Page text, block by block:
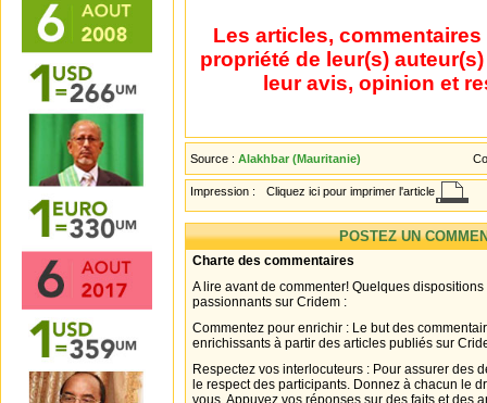
Les articles,
propriété de leur(s)
leur avis, opinion et
Source : Alakhbar (Mauritanie)
Impression : Cliquez ici pour imprimer l'article
POSTEZ UN
Charte des commentaires
A lire avant de commenter! Quelques
passionnants sur Cridem :
Commentez pour enrichir : Le but des
enrichissants à partir des articles publiés sur
Respectez vos interlocuteurs : Pour assurer des
le respect des participants. Donnez à chacun le
vous. Appuyez vos réponses sur des faits et des